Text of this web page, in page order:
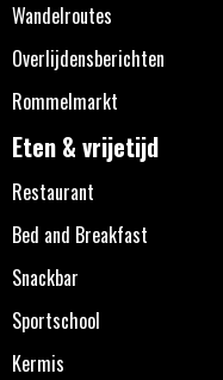
Wandelroutes
Overlijdensberichten
Rommelmarkt
Eten & vrijetijd
Restaurant
Bed and Breakfast
Snackbar
Sportschool
Kermis